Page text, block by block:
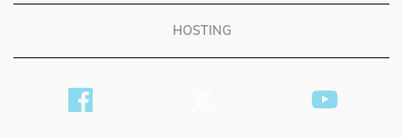
HOSTING